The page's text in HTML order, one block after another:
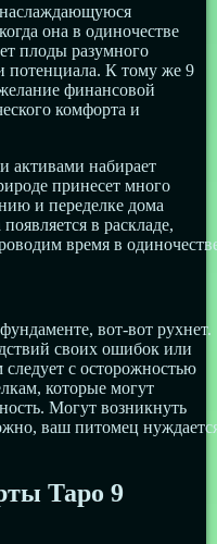
она в одиночестве
плоды разумного
потенциала. К тому же 9
финансовой
комфорта и
активами набирает
принесет много
и переделке дома
в раскладе,
время в
вот-вот рухнет.
своих ошибок или
с осторожностью
которые могут
Могут возникнуть
ваш питомец
Таро 9